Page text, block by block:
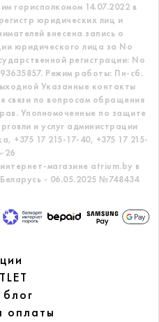
горисполкомом 14.07.2022 в
юридических лиц и
внесена запись о
юридического лица за No
регистрации: No
Режим работы: Пн-сб.
Указанные контакты
связи по вопросам обращения
Уполномоченные по защите
и услуг администрации
+375 17 215-17-40, +375 17 215-
26
магазине atrium.by в
- 06.05.2025 №748434
оплаты